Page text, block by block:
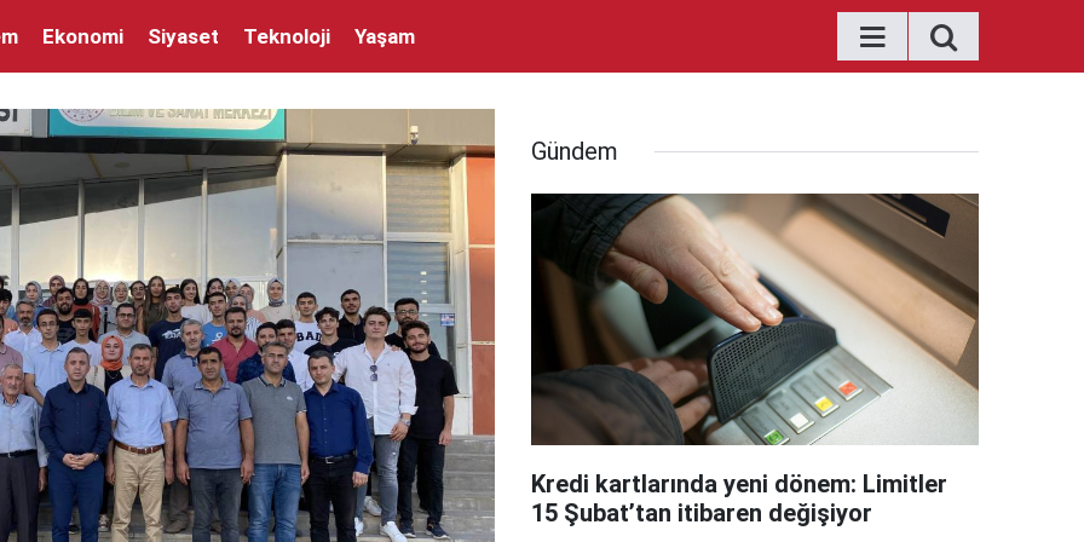
Ekonomi Siyaset Teknoloji Yaşam
Gündem
Kredi kartlarında yeni dönem: Limitler
15 Şubat’tan itibaren değişiyor